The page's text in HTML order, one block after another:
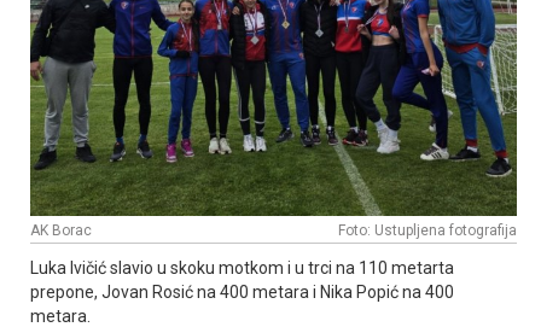
AK Borac Foto: Ustupljena fotografija
Luka Ivičić slavio u skoku motkom i u trci na 110 metarta
prepone, Јovan Rosić na 400 metara i Nika Popić na 400
metara.